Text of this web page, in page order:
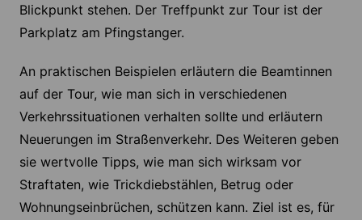
Blickpunkt stehen. Der Treffpunkt zur Tour ist der
Parkplatz am Pfingstanger.
An praktischen Beispielen erläutern die Beamtinnen
auf der Tour, wie man sich in verschiedenen
Verkehrssituationen verhalten sollte und erläutern
Neuerungen im Straßenverkehr. Des Weiteren geben
sie wertvolle Tipps, wie man sich wirksam vor
Straftaten, wie Trickdiebstählen, Betrug oder
Wohnungseinbrüchen, schützen kann. Ziel ist es, für